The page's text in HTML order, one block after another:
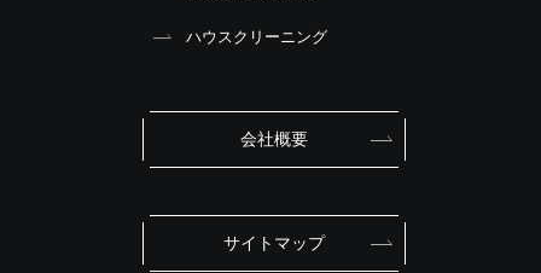
ハウスクリーニング
会社概要
サイトマップ